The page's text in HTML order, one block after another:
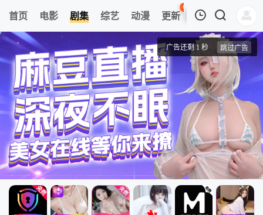
首页 电影 剧集 综艺 动漫 更新
69
热榜 APP
我的观影记录
第1集
古剑奇谭2
清空